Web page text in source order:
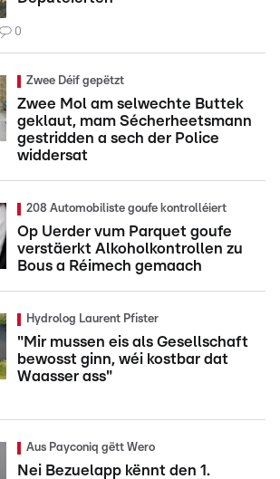
0
Zwee Déif gepëtzt
Zwee Mol am selwechte Buttek
geklaut, mam Sécherheetsmann
gestridden a sech der Police
widdersat
208 Automobiliste goufe kontrolléiert
Op Uerder vum Parquet goufe
verstäerkt Alkoholkontrollen zu
Bous a Réimech gemaach
Hydrolog Laurent Pfister
"Mir mussen eis als Gesellschaft
bewosst ginn, wéi kostbar dat
Waasser ass"
Aus Payconiq gëtt Wero
Nei Bezuelapp kënnt den 1.